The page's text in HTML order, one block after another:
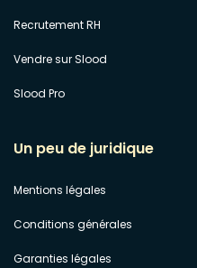
Recrutement RH
Vendre sur Slood
Slood Pro
Un peu de juridique
Mentions légales
Conditions générales
Garanties légales